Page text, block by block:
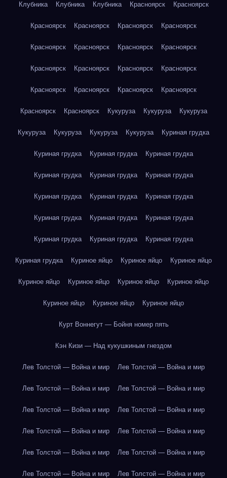
Клубника Клубника Клубника Красноярск Красноярск
Красноярск Красноярск Красноярск Красноярск
Красноярск Красноярск Красноярск Красноярск
Красноярск Красноярск Красноярск Красноярск
Красноярск Красноярск Красноярск Красноярск
Красноярск Красноярск Кукуруза Кукуруза Кукуруза
Кукуруза Кукуруза Кукуруза Кукуруза Куриная грудка
Куриная грудка Куриная грудка Куриная грудка
Куриная грудка Куриная грудка Куриная грудка
Куриная грудка Куриная грудка Куриная грудка
Куриная грудка Куриная грудка Куриная грудка
Куриная грудка Куриная грудка Куриная грудка
Куриная грудка Куриное яйцо Куриное яйцо Куриное яйцо
Куриное яйцо Куриное яйцо Куриное яйцо Куриное яйцо
Куриное яйцо Куриное яйцо Куриное яйцо
Курт Воннегут — Бойня номер пять
Кэн Кизи — Над кукушкиным гнездом
Лев Толстой — Война и мир Лев Толстой — Война и мир
Лев Толстой — Война и мир Лев Толстой — Война и мир
Лев Толстой — Война и мир Лев Толстой — Война и мир
Лев Толстой — Война и мир Лев Толстой — Война и мир
Лев Толстой — Война и мир Лев Толстой — Война и мир
Лев Толстой — Война и мир Лев Толстой — Война и мир